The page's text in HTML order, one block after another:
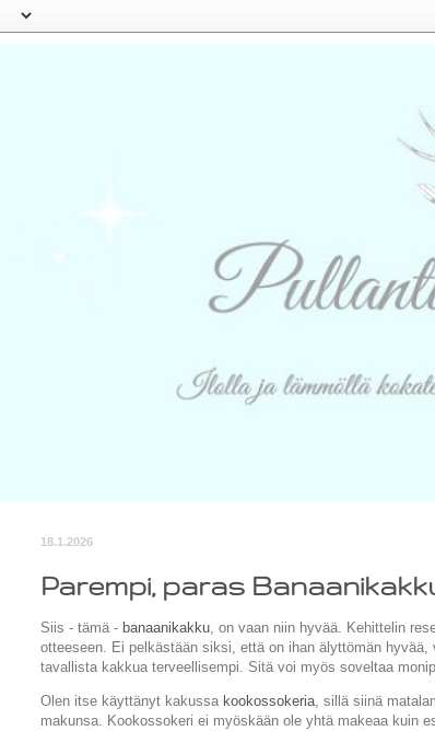
18.1.2026
Parempi, paras
Siis - tämä - banaanikakku, on vaan niin hyvää. Kehittelin
otteeseen. Ei pelkästään siksi, että on ihan älyttömän
tavallista kakkua terveellisempi. Sitä voi myös soveltaa
Olen itse käyttänyt kakussa kookossokeria, sillä siinä
makunsa. Kookossokeri ei myöskään ole yhtä makeaa kuin